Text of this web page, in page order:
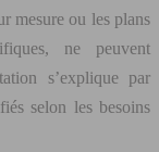
mesure ou les plans
ne peuvent
s’explique par
selon les besoins